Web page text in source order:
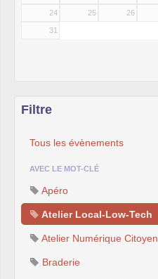
24 25 26
31
Filtre
Tous les évènements
AVEC LE MOT-CLÉ
Apéro
Atelier Local-Low-Tech
Atelier Numérique Citoyen
Braderie